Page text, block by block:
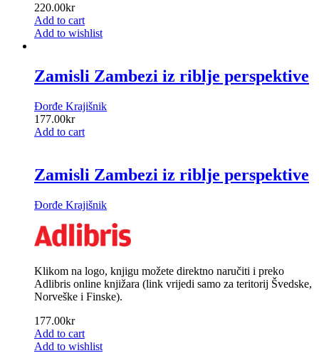
220.00kr
Add to cart
Add to wishlist
Zamisli Zambezi iz riblje perspektive
Đorđe Krajišnik
177.00kr
Add to cart
Zamisli Zambezi iz riblje perspektive
Đorđe Krajišnik
Klikom na logo, knjigu možete direktno naručiti i preko
Adlibris online knjižara (link vrijedi samo za teritorij Švedske,
Norveške i Finske).
177.00kr
Add to cart
Add to wishlist